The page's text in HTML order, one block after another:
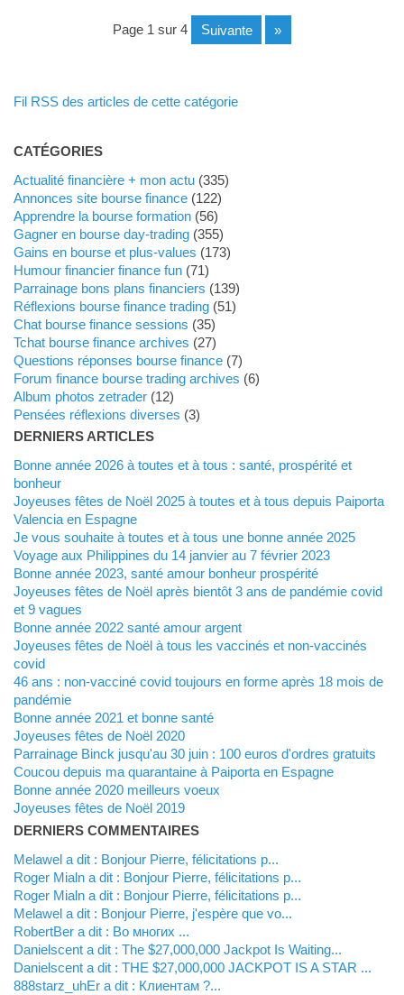
page 1 sur 4 suivante »
Fil RSS des articles de cette catégorie
CATÉGORIES
Actualité financière + mon actu(335)
Annonces site bourse finance(122)
Apprendre la bourse formation(56)
Gagner en bourse day-trading(355)
Gains en bourse et plus-values (173)
Humour financier finance fun(71)
Parrainage bons plans financiers (139)
Réflexions bourse finance trading(51)
Chat bourse finance sessions (35)
Tchat bourse finance archives (27)
Questions réponses bourse finance(7)
Forum finance bourse trading archives (6)
Album photos zetrader(12)
Pensées réflexions diverses (3)
DERNIERS ARTICLES
Bonne année 2026 à toutes et à tous : santé, prospérité et
bonheur
Joyeuses fêtes de Noël 2025 à toutes et à tous depuis Paiporta
Valencia en Espagne
Je vous souhaite à toutes et à tous une bonne année 2025
Voyage aux Philippines du 14 janvier au 7 février 2023
Bonne année 2023, santé amour bonheur prospérité
Joyeuses fêtes de Noël après bientôt 3 ans de pandémie covid
et 9 vagues
Bonne année 2022 santé amour argent
Joyeuses fêtes de Noël à tous les vaccinés et non-vaccinés
covid
46 ans : non-vacciné covid toujours en forme après 18 mois de
pandémie
Bonne année 2021 et bonne santé
Joyeuses fêtes de Noël 2020
Parrainage Binck jusqu'au 30 juin : 100 euros d'ordres gratuits
Coucou depuis ma quarantaine à Paiporta en Espagne
Bonne année 2020 meilleurs voeux
Joyeuses fêtes de Noël 2019
DERNIERS COMMENTAIRES
Melawel a dit : Bonjour Pierre, félicitations p...
Roger Mialn a dit : Bonjour Pierre, félicitations p...
Roger Mialn a dit : Bonjour Pierre, félicitations p...
Melawel a dit : Bonjour Pierre, j'espère que vo...
RobertBer a dit : Во многих ...
Danielscent a dit : The $27,000,000 Jackpot Is Waiting...
Danielscent a dit : THE $27,000,000 JACKPOT IS A STAR ...
888starz_uhEr a dit : Клиентам ?...